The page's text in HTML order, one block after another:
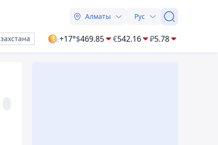
Алматы Рус
+17°$469.85 €542.16 ₽5.78